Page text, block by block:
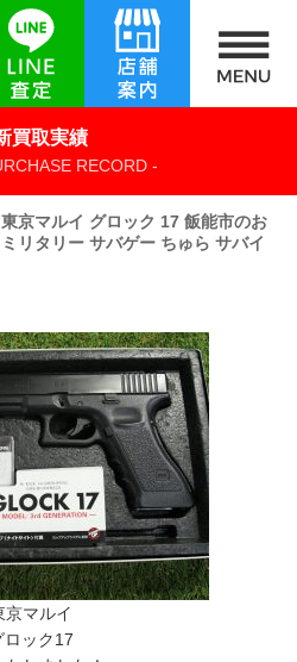
買取実績
RECORD -
京マルイ グロック 17 飯能市のお
リタリー サバゲー ちゅら サバイ
京マルイ
ロック17